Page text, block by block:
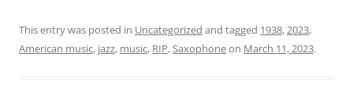
This entry was posted in Uncategorized and tagged 1938,2023,
American music, jazz, music, RIP,Saxophoneon March 11, 2023.